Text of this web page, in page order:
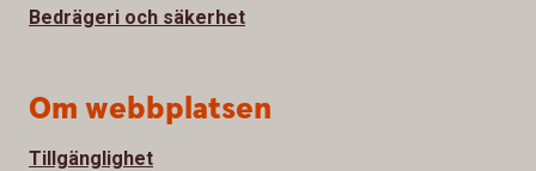
Bedrägeri och säkerhet
Om webbplatsen
Tillgänglighet